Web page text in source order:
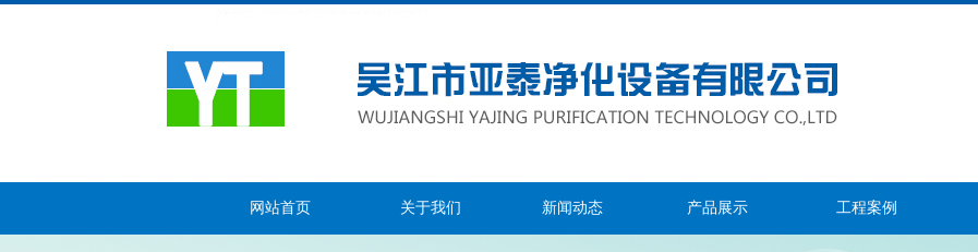
网站首页 关于我们 新闻动态 产品展示 工程案例